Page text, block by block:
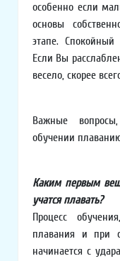
особенно если
основы
этапе.
Если Вы
весело, скорее
Важные
обучении
Каким первым
учатся плавать?
Процесс
плавания и при
начинается с